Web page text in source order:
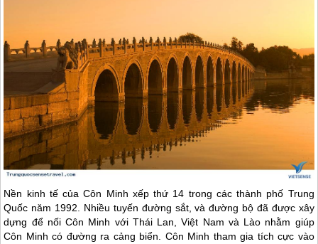
Nền kinh tế của Côn Minh xếp thứ 14 trong các thành phố Trung
Quốc năm 1992. Nhiều tuyến đường sắt, và đường bộ đã được xây
dựng để nối Côn Minh với Thái Lan, Việt Nam và Lào nhằm giúp
Côn Minh có đường ra cảng biển. Côn Minh tham gia tích cực vào